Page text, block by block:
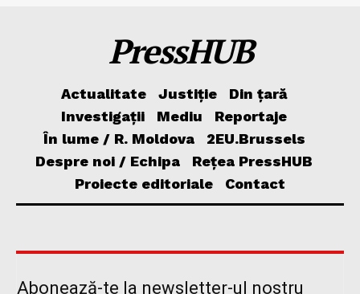
PressHUB
Actualitate Justiție
Din țară
Investigații
Mediu
Reportaje
În lume / R. Moldova
2EU.Brussels
Despre noi / Echipa
Rețea PressHUB
Proiecte editoriale
Contact
Abonează-te la newsletter-ul nostru